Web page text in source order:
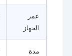
عمر
الجهاز
مدة